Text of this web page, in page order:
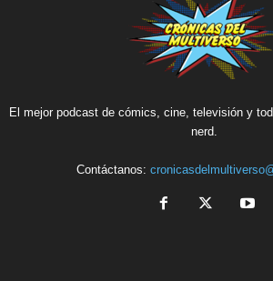
El mejor podcast de cómics, cine, televisión y
nerd.
Contáctanos: